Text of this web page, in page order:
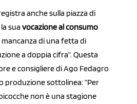
anche sulla piazza di
sua vocazione al consumo
mancanza di una fetta di
a doppia cifra”. Questa
e consigliere di Ago Fedagro
produzione sottolinea: ”Per
non è una stagione